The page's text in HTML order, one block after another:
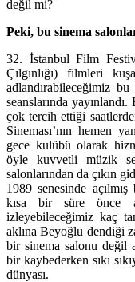
değil mi?
Peki, bu sinema
32. İstanbul Film
Çılgınlığı) filmleri
adlandırabileceğimiz
seanslarında
çok tercih ettiği
Sineması’nın hemen
gece kulübü olarak
öyle kuvvetli müzik
salonlarından da çıkın
1989 senesinde
kısa bir süre önce
izleyebileceğimiz kaç
aklına Beyoğlu dendiği
bir sinema salonu değil
bir kaybederken sıkı
dünyası.